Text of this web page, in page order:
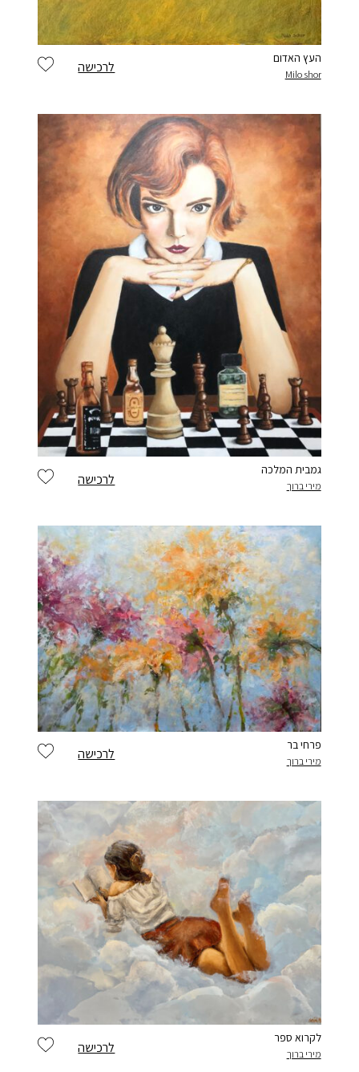
לרכישה
העץ האדום
Milo shor
לרכישה
גמבית המלכה
מירי ברוך
לרכישה
פרחי בר
מירי ברוך
לרכישה
לקרוא ספר
מירי ברוך